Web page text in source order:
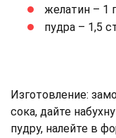
желатин – 1
пудра – 1,5
Изготовление:
сока, дайте
пудру, налейте в